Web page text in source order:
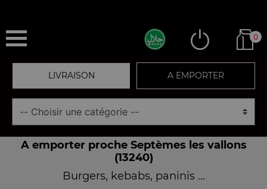
0
LIVRAISON A EMPORTER
A emporter proche Septèmes les vallons
(13240)
Burgers, kebabs, paninis ...